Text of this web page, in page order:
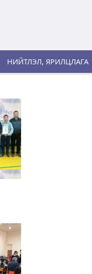
НИЙТЛЭЛ, ЯРИЛЦЛАГА